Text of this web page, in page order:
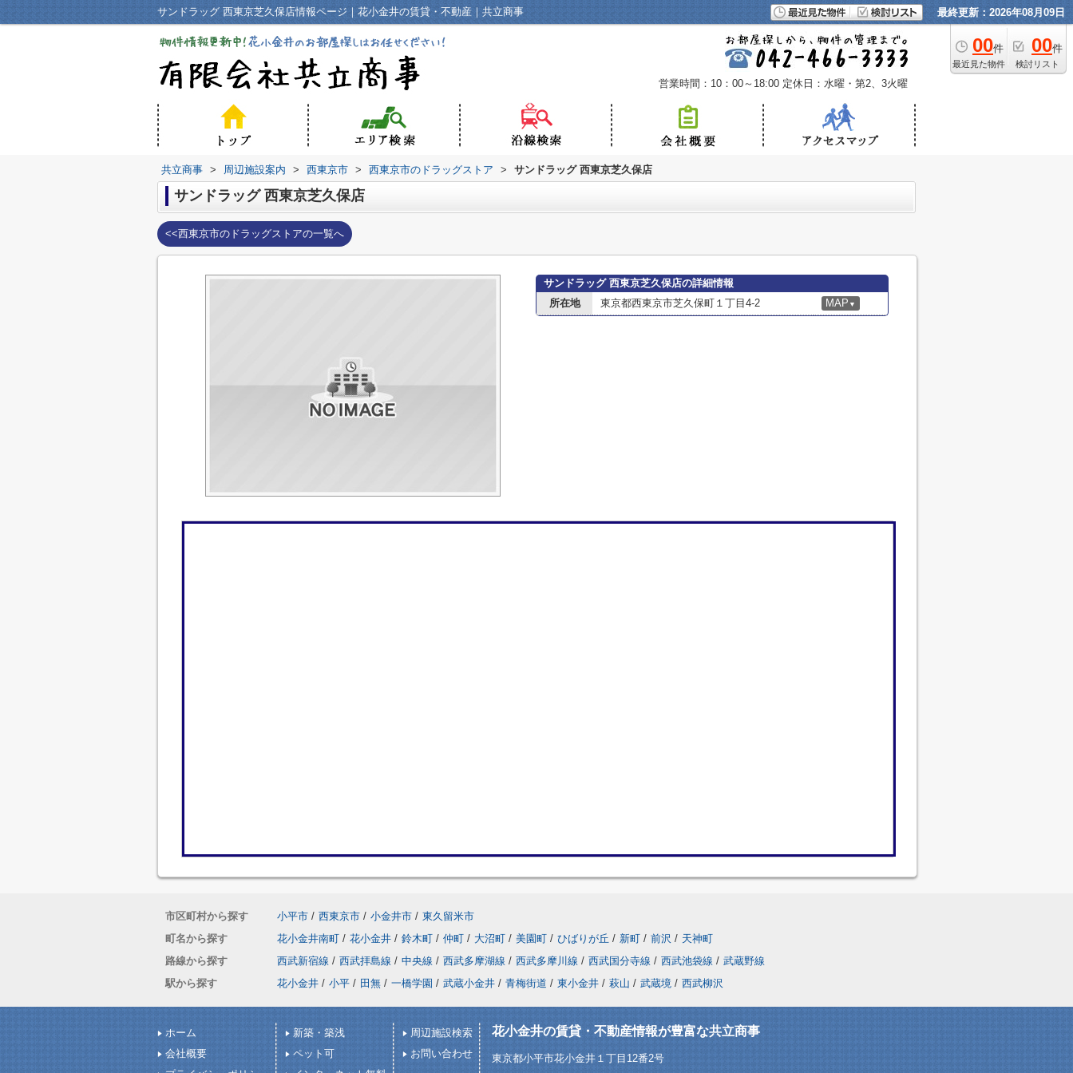
サンドラッグ 西東京芝久保店情報ページ｜花小金井の賃貸・不動産｜共立商事 最終更新：2026年08月09日
00件
最近見た物件
00件
検討リスト
営業時間：10：00～18:00 定休日：水曜・第2、3火曜
共立商事 > 周辺施設案内 > 西東京市 > 西東京市のドラッグストア > サンドラッグ 西東京芝久保店
サンドラッグ 西東京芝久保店
<<西東京市のドラッグストアの一覧へ
サンドラッグ 西東京芝久保店の詳細情報
所在地
東京都西東京市芝久保町１丁目4-2 MAP ▼
市区町村から探す 小平市 / 西東京市 / 小金井市 / 東久留米市
町名から探す
花小金井南町 / 花小金井 / 鈴木町 / 仲町 / 大沼町 / 美園町 / ひばりが丘 / 新町 / 前沢 / 天神町
路線から探す
西武新宿線 / 西武拝島線 / 中央線 / 西武多摩湖線 / 西武多摩川線 / 西武国分寺線 / 西武池袋線 / 武蔵野線
駅から探す
花小金井 / 小平 / 田無 / 一橋学園 / 武蔵小金井 / 青梅街道 / 東小金井 / 萩山 / 武蔵境 / 西武柳沢
ホーム
会社概要
新築・築浅
ペット可
周辺施設検索
お問い合わせ
花小金井の賃貸・不動産情報が豊富な共立商事
東京都小平市花小金井１丁目12番2号